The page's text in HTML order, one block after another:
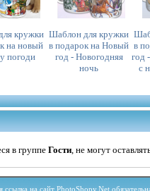
кружки
на новый
погоди
Шаблон для кружки
в подарок на Новый
год - Новогодняя
ночь
в
год
с
в группеГости, не могут
на сайт PhotoShopy.Net